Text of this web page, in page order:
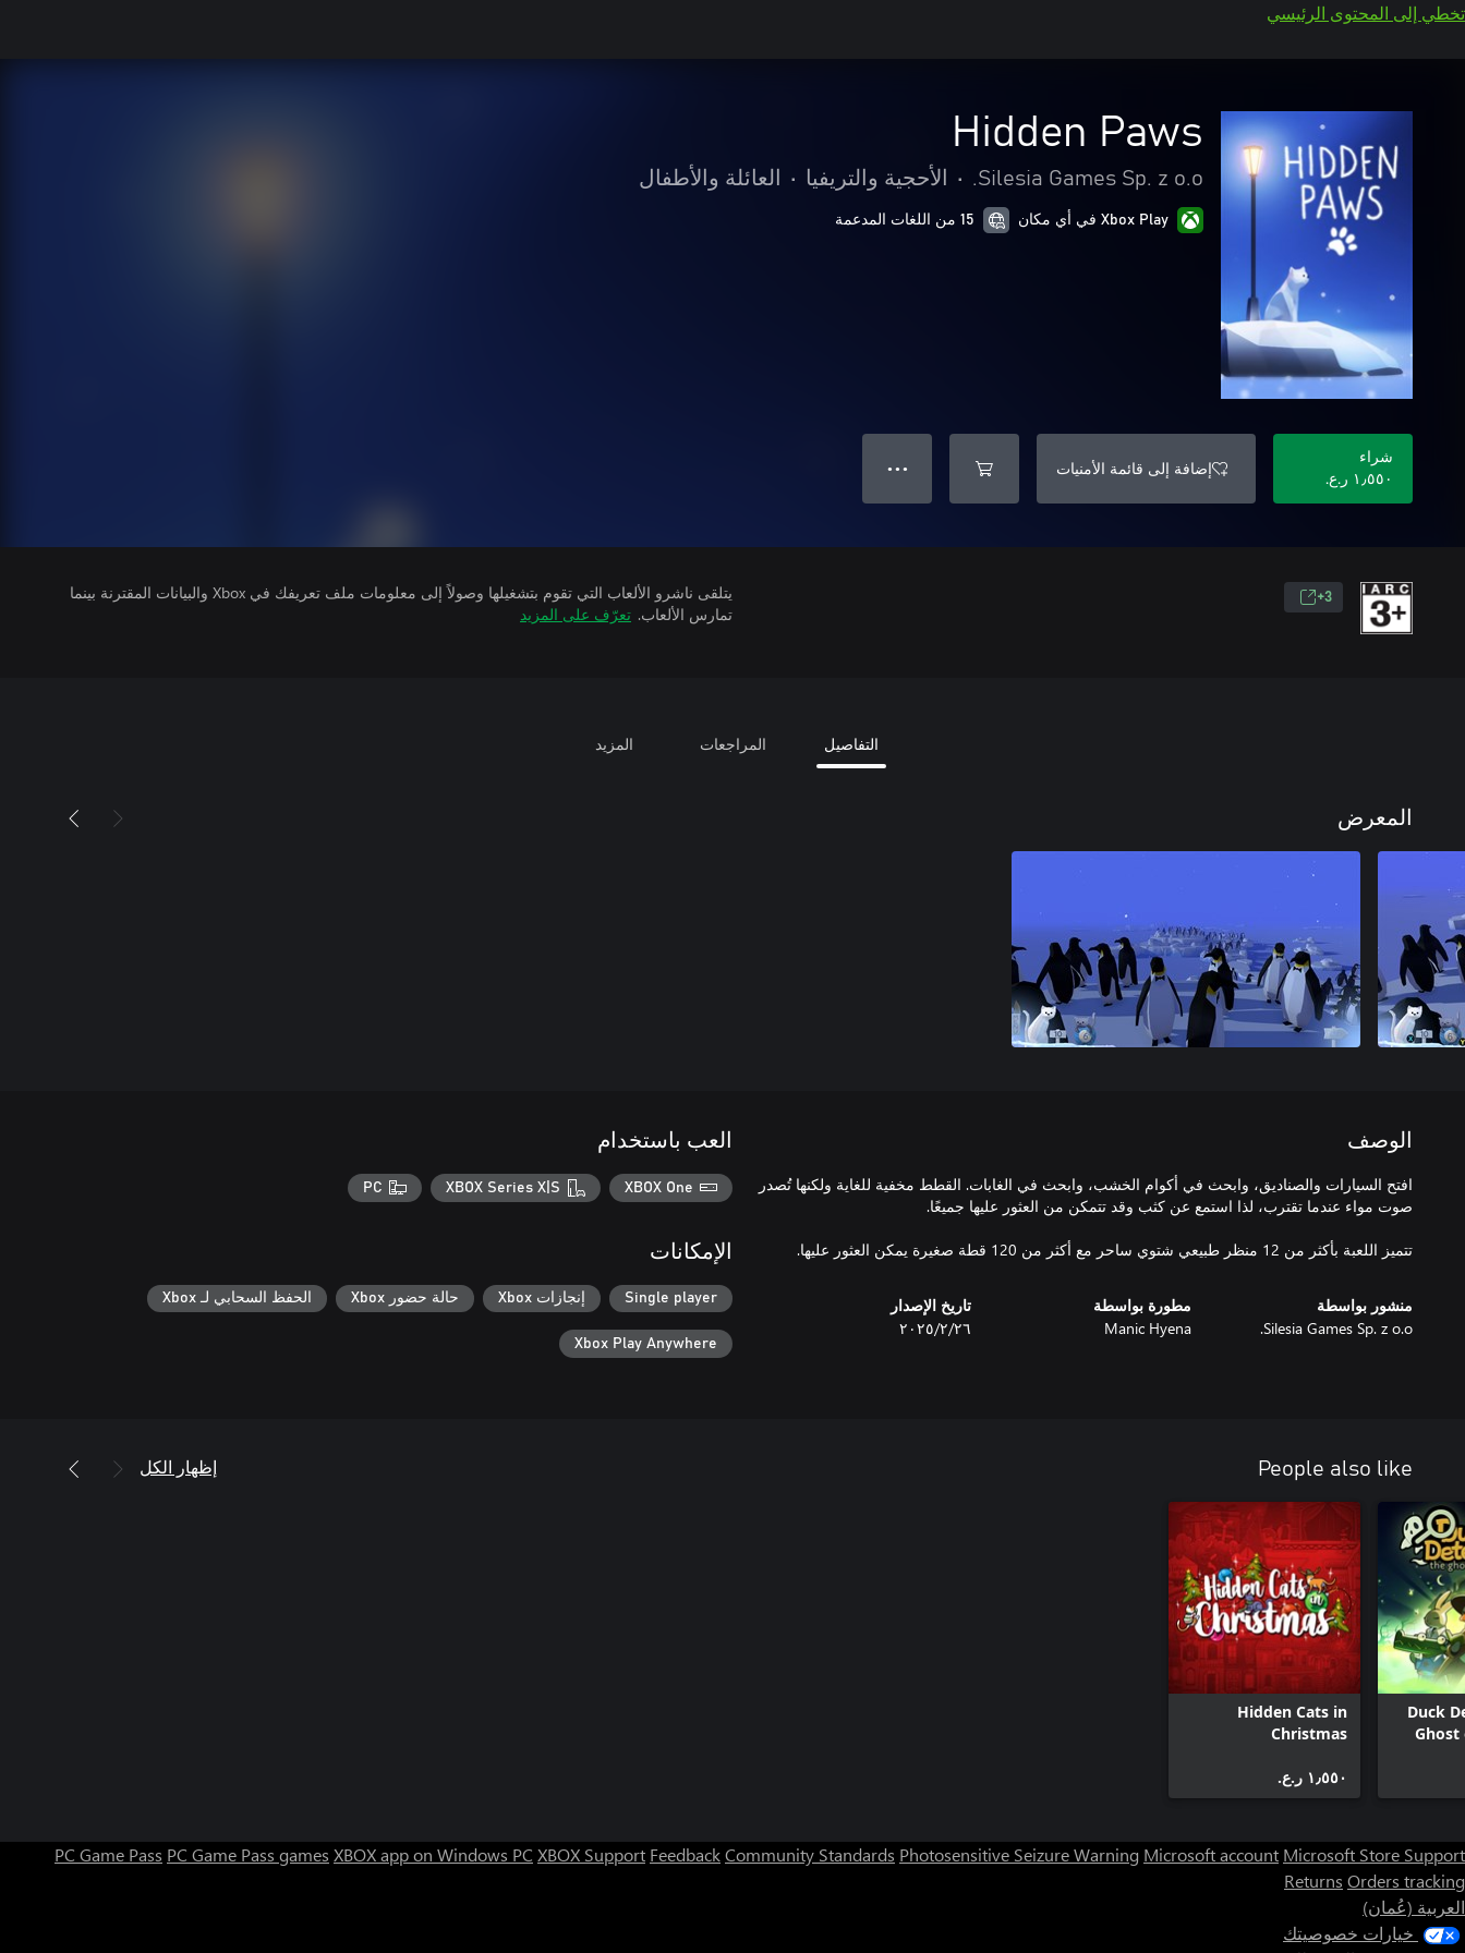
تخطي إلى المحتوى الرئيسي
Hidden Paws
Silesia Games Sp. z o.o.
• الأحجية والتريفيا • العائلة والأطفال
Xbox Play في أي مكان 15 من اللغات المدعمة
شراء
١٫٥٥٠ ر.ع.‏
إضافة إلى قائمة الأمنيات ● ● ●
3+
يتلقى ناشرو الألعاب التي تقوم بتشغيلها وصولاً إلى معلومات ملف تعريفك في Xbox والبيانات المقترنة بينما
تمارس الألعاب. تعرّف على المزيد
التفاصيل المراجعات المزيد
المعرض
الوصف
افتح السيارات والصناديق، وابحث في أكوام الخشب، وابحث في الغابات. القطط مخفية للغاية ولكنها تُصدر
تتميز اللعبة بأكثر من 12 منظر طبيعي شتوي ساحر مع أكثر من 120 قطة صغيرة يمكن العثور عليها.
منشور بواسطة
Silesia Games Sp. z o.o.
مطورة بواسطة
Manic Hyena
تاريخ الإصدار
٢٦‏/٢‏/٢٠٢٥
العب باستخدام
XBOX One
XBOX Series X|S
PC
الإمكانات
Single player إنجازات Xbox حالة حضور Xbox الحفظ السحابي لـ Xbox
Xbox Play Anywhere
People also like إظهار الكل
Duck
Ghost
Hidden Cats in
Christmas
١٫٥٥٠ ر.ع.‏
PC Game Pass PC Game Pass games XBOX app on Windows PC XBOX Support FeedbackCommunity Standards Photosensitive Seizure Warning Microsoft account Microsoft Store Support
Returns Orders tracking
العربية (عُمان)
خيارات خصوصيتك